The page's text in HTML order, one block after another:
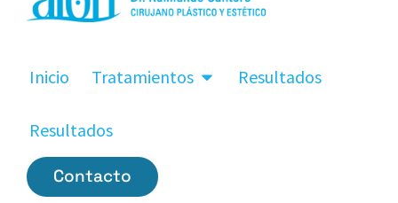
Inicio Tratamientos Resultados
Resultados
Contacto